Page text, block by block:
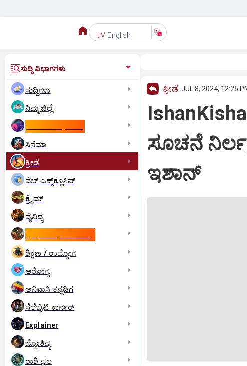
UV English
ಸುದ್ದಿ ವಿಭಾಗಗಳು
ಸುದ್ದಿಗಳು
ನಿಮ್ಮ ಜಿಲ್ಲೆ
ಸಿನೆಮಾ
ಕ್ರೀಡೆ
ವೆಬ್ ಎಕ್ಸ್‌ಕ್ಲೂಸಿವ್
ಕ್ರೈಮ್
ವೈವಿಧ್ಯ
ಶಿಕ್ಷಣ / ಉದ್ಯೋಗ
ಆರೋಗ್ಯ
ಅನಿವಾಸಿ ಕನ್ನಡಿಗ
ಸೆಲೆಬ್ರಿಟಿ ಕಾರ್ನರ್‌
Explainer
ಜ್ಯೋತಿಷ್ಯ
ರಾಶಿ ಫಲ
ಕ್ರೀಡೆ JUL 8, 2024, 12:25
ಸೂಚನೆ
ಇಶಾನ್